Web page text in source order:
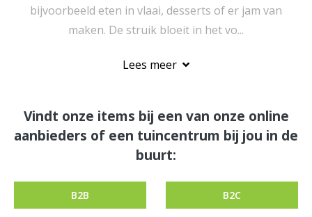
bijvoorbeeld eten in vlaai, desserts of er jam van
maken. De struik bloeit in het vo...
Lees meer
Vindt onze items bij een van onze online
aanbieders of een tuincentrum bij jou in de
buurt:
B2B B2C